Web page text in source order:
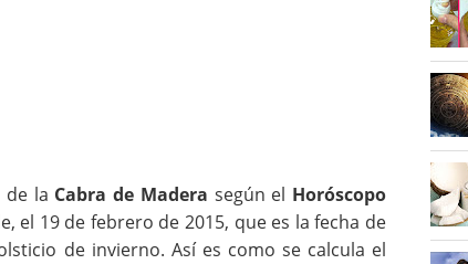
de la Cabra de Madera según el Horóscopo
el 19 de febrero de 2015, que es la fecha de
de invierno. Así es como se calcula el